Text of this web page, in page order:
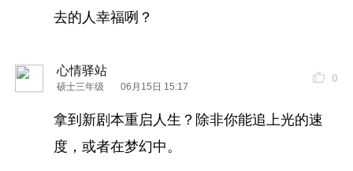
去的人幸福咧？
心情驿站
硕士三年级 06月15日 15:17
0
拿到新剧本重启人生？除非你能追上光的速
度，或者在梦幻中。